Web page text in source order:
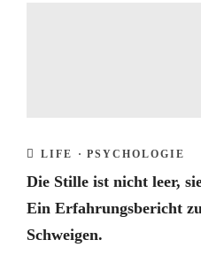
LIFE · PSYCHOLOGIE
Die Stille ist nicht leer,
Ein Erfahrungsbericht
Schweigen.